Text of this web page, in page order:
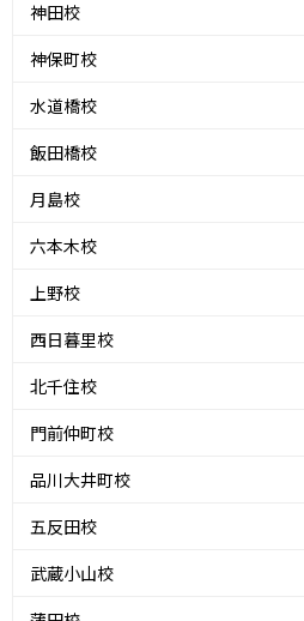
神田校
神保町校
水道橋校
飯田橋校
月島校
六本木校
上野校
西日暮里校
北千住校
門前仲町校
品川大井町校
五反田校
武蔵小山校